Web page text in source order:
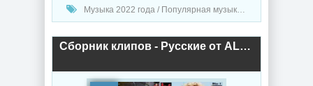
Музыка 2022 года / Популярная музыка / Клипы - Концерты / Поп музыка
Сборник клипов - Русские от ALEXnROCK Часть 1 [62 шт.] (2016) торрент